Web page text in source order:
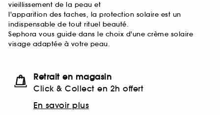
vieillissement de la peau et
l'apparition des taches, la protection solaire est un
indispensable de tout rituel beauté.
Sephora vous guide dans le choix d'une crème solaire
visage adaptée à votre peau.
Retrait en magasin
Click & Collect en 2h offert
En savoir plus